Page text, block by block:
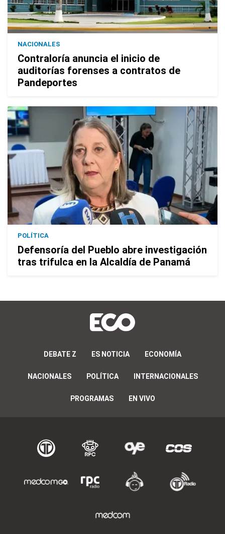
NACIONALES
Contraloría anuncia el inicio de
auditorías forenses a contratos de
Pandeportes
POLÍTICA
Defensoría del Pueblo abre investigación
tras trifulca en la Alcaldía de Panamá
DEBATE Z ES NOTICIA ECONOMÍA
NACIONALES POLÍTICA INTERNACIONALES
PROGRAMAS EN VIVO